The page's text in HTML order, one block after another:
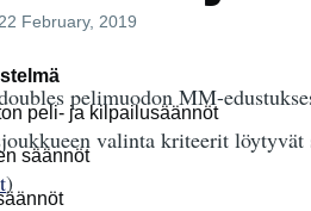
peli- ja kilpailusäännöt
säännöt
22 February, 2019
pelimuodon MM-
valinta kriteerit
)